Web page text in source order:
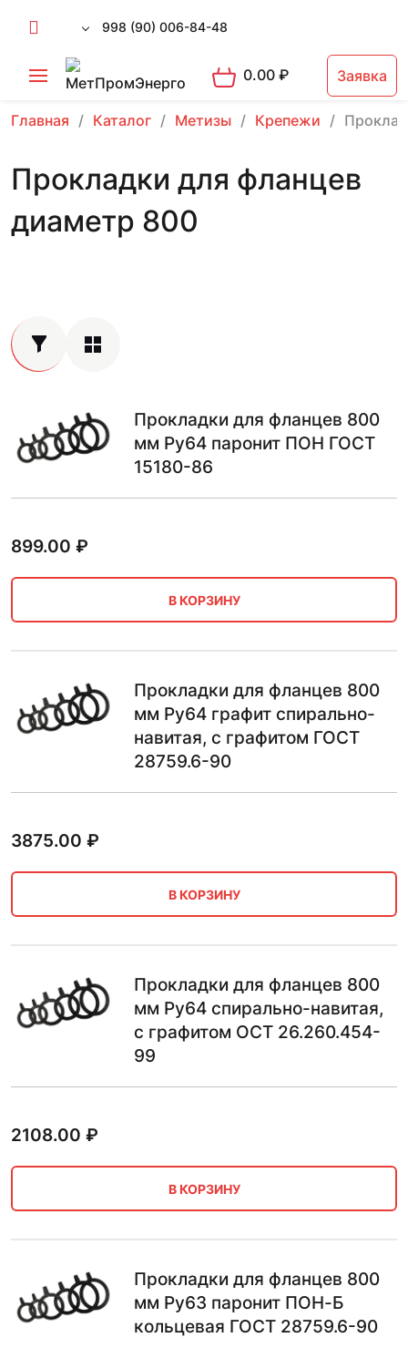
998 (90) 006-84-48
0.00₽ Заявка
Главная Каталог Метизы Крепежи
Прокладки для фланцев
диаметр 800
Прокладки для фланцев 800
мм Ру64 паронит ПОН ГОСТ
15180-86
899.00 ₽
В КОРЗИНУ
Прокладки для фланцев 800
мм Ру64 графит спирально-
навитая, с графитом ГОСТ
28759.6-90
3875.00 ₽
В КОРЗИНУ
Прокладки для фланцев 800
мм Ру64 спирально-навитая,
с графитом ОСТ 26.260.454-
99
2108.00 ₽
В КОРЗИНУ
Прокладки для фланцев 800
мм Ру63 паронит ПОН-Б
кольцевая ГОСТ 28759.6-90